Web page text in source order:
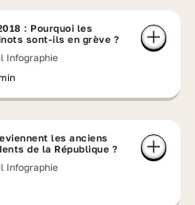
: Pourquoi les
sont-ils en grève ?
Infographie
les anciens
de la République ?
Infographie